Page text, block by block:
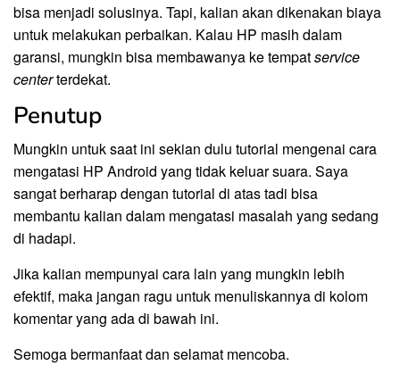
bisa menjadi solusinya. Tapi, kalian akan dikenakan biaya
untuk melakukan perbaikan. Kalau HP masih dalam
garansi, mungkin bisa membawanya ke tempatservice
centerterdekat.
Penutup
Mungkin untuk saat ini sekian dulu tutorial mengenai cara
mengatasi HP Android yang tidak keluar suara. Saya
sangat berharap dengan tutorial di atas tadi bisa
membantu kalian dalam mengatasi masalah yang sedang
di hadapi.
Jika kalian mempunyai cara lain yang mungkin lebih
efektif, maka jangan ragu untuk menuliskannya di kolom
komentar yang ada di bawah ini.
Semoga bermanfaat dan selamat mencoba.